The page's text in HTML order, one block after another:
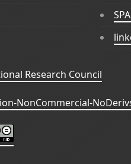
Research Council
NonCommercial-